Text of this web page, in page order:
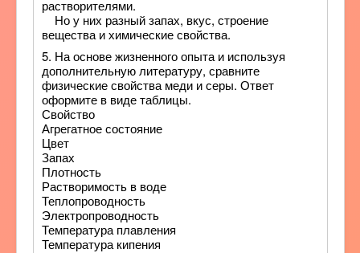
растворителями.
Но у них разный запах, вкус, строение
вещества и химические свойства.
5. На основе жизненного опыта и используя
дополнительную литературу, сравните
физические свойства меди и серы. Ответ
оформите в виде таблицы.
Свойство
Агрегатное состояние
Цвет
Запах
Плотность
Растворимость в воде
Теплопроводность
Электропроводность
Температура плавления
Температура кипения